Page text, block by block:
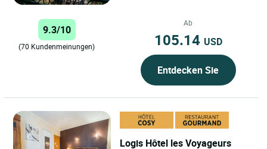
gleichzeitigen Kunst- und
Geschichtsstadt...
9.3/10
(70 Kundenmeinungen)
Ab
105.14 USD
Entdecken Sie
Logis Hôtel les Voyageurs